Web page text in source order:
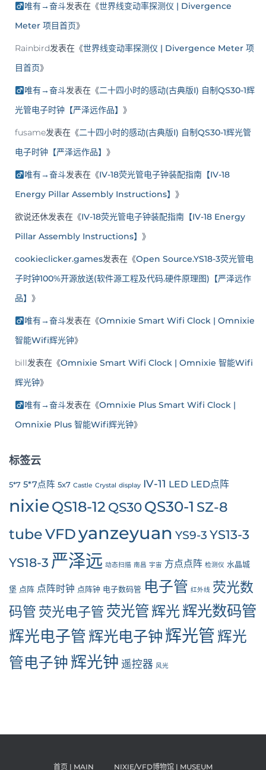
唯有→奋斗发表在《世界线变动率探测仪 | Divergence
Meter 项目首页》
Rainbird发表在《世界线变动率探测仪 | Divergence Meter 项
目首页》
唯有→奋斗发表在《二十四小时的感动(古典版I) 自制QS30-1辉
光管电子时钟【严泽远作品】 》
fusame发表在《二十四小时的感动(古典版I) 自制QS30-1辉光管
电子时钟【严泽远作品】 》
唯有→奋斗发表在《IV-18荧光管电子钟装配指南【IV-18
Energy Pillar Assembly Instructions】 》
欲说还休发表在《IV-18荧光管电子钟装配指南【IV-18 Energy
Pillar Assembly Instructions】 》
cookieclicker.games发表在《Open Source.YS18-3荧光管电
子时钟100%开源放送(软件源工程及代码.硬件原理图)【严泽远作
品】 》
唯有→奋斗发表在《Omnixie Smart Wifi Clock | Omnixie
智能Wifi辉光钟》
bill发表在《Omnixie Smart Wifi Clock | Omnixie 智能Wifi
辉光钟》
唯有→奋斗发表在《Omnixie Plus Smart Wifi Clock |
Omnixie Plus 智能Wifi辉光钟》
标签云
5*7 5*7点阵 5x7 Castle Crystal display IV-11 LED LED点阵
nixieQS18-12 QS30QS30-1 SZ-8
tubeVFDyanzeyuan YS9-3 YS13-3
YS18-3 严泽远 动态扫描 南昌 宇宙 方点点阵 检测仪 水晶城
堡 点阵 点阵时钟 点阵钟 电子数码管 电子管 红外线 荧光数
码管 荧光电子管 荧光管 辉光辉光数码管
辉光电子管辉光电子钟辉光管 辉光
管电子钟 辉光钟 遥控器 风光
首页 | MAIN NIXIE/VFD博物馆 | MUSEUM